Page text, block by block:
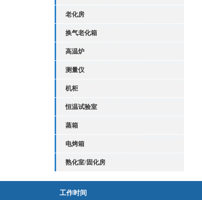
老化房
换气老化箱
高温炉
测量仪
机柜
恒温试验室
蒸箱
电烤箱
熟化室/固化房
工作时间